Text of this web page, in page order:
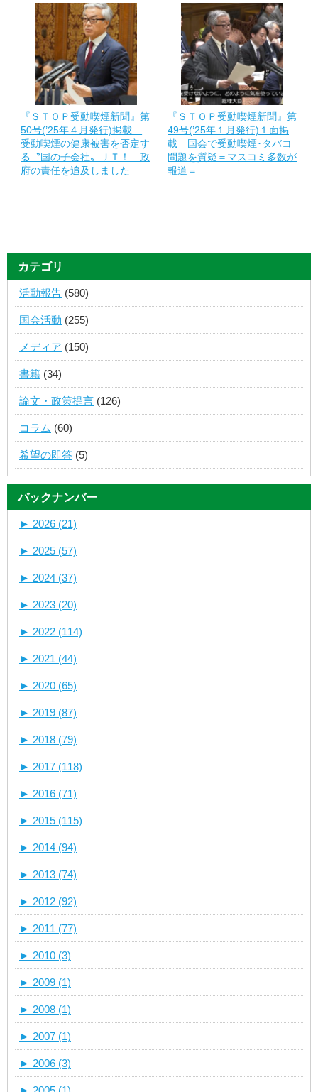
『ＳＴＯＰ受動喫煙新聞』第
50号(’25年４月発行)掲載
受動喫煙の健康被害を否定す
る〝国の子会社〟ＪＴ！ 政
府の責任を追及しました
『ＳＴＯＰ受動喫煙新聞』第
49号(’25年１月発行)１面掲
載 国会で受動喫煙･タバコ
問題を質疑＝マスコミ多数が
報道＝
カテゴリ
活動報告 (580)
国会活動 (255)
メディア (150)
書籍 (34)
論文・政策提言 (126)
コラム (60)
希望の即答 (5)
バックナンバー
► 2026 (21)
► 2025 (57)
► 2024 (37)
► 2023 (20)
► 2022 (114)
► 2021 (44)
► 2020 (65)
► 2019 (87)
► 2018 (79)
► 2017 (118)
► 2016 (71)
► 2015 (115)
► 2014 (94)
► 2013 (74)
► 2012 (92)
► 2011 (77)
► 2010 (3)
► 2009 (1)
► 2008 (1)
► 2007 (1)
► 2006 (3)